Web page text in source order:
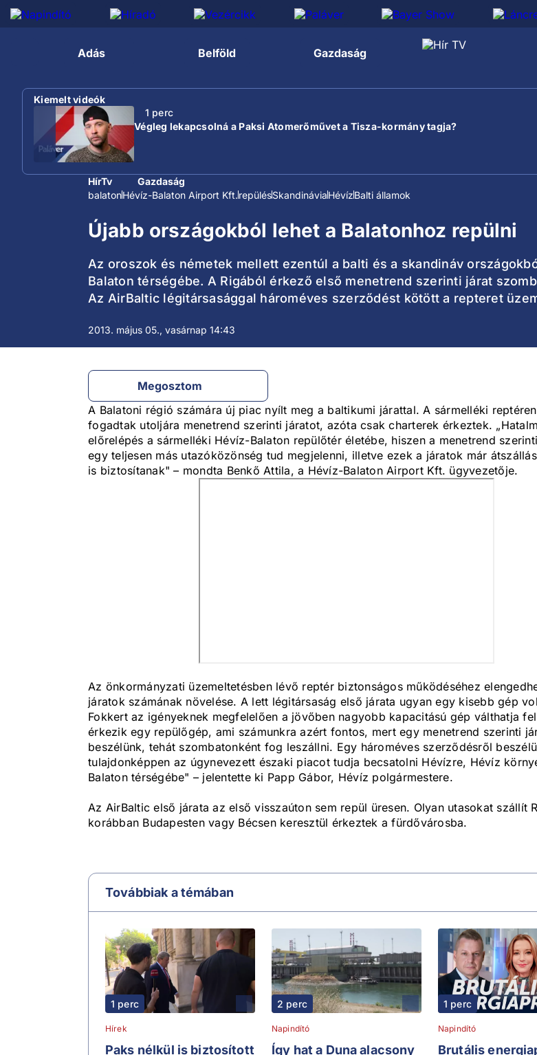
Adás Belföld Gazdaság
Kiemelt videók
1 perc
Végleg lekapcsolná a Paksi Atomerőművet a Tisza-kormány tagja?
HírTv
Gazdaság
balatonHévíz-Balaton Airport Kft.repülésSkandináviaHévízBalti államok
Újabb országokból lehet a Balatonhoz repülni
Az oroszok és németek mellett ezentúl a balti és a skandináv
Balaton térségébe. A Rigából érkező első menetrend szerinti járat
Az AirBaltic légitársasággal hároméves szerződést kötött a repteret
2013. május 05., vasárnap 14:43
Megosztom
A Balatoni régió számára új piac nyílt meg a baltikumi járattal. A sármelléki
fogadtak utoljára menetrend szerinti járatot, azóta csak charterek érkeztek.
előrelépés a sármelléki Hévíz-Balaton repülőtér életébe, hiszen a menetrend
egy teljesen más utazóközönség tud megjelenni, illetve ezek a járatok már
is biztosítanak" – mondta Benkő Attila, a Hévíz-Balaton Airport Kft. ügyvezetője.
Az önkormányzati üzemeltetésben lévő reptér biztonságos működéséhez
járatok számának növelése. A lett légitársaság első járata ugyan egy kisebb gép
Fokkert az igényeknek megfelelően a jövőben nagyobb kapacitású gép válthatja
érkezik egy repülőgép, ami számunkra azért fontos, mert egy menetrend szerinti
beszélünk, tehát szombatonként fog leszállni. Egy hároméves szerződésről
tulajdonképpen az úgynevezett északi piacot tudja becsatolni Hévízre, Hévíz
Balaton térségébe" – jelentette ki Papp Gábor, Hévíz polgármestere.
Az AirBaltic első járata az első visszaúton sem repül üresen. Olyan utasokat szállít
korábban Budapesten vagy Bécsen keresztül érkeztek a fürdővárosba.
Továbbiak a témában
1 perc
Hírek
Paks nélkül is biztosított
2 perc
Napindító
Így hat a Duna alacsony
1 perc
Napindító
Brutális